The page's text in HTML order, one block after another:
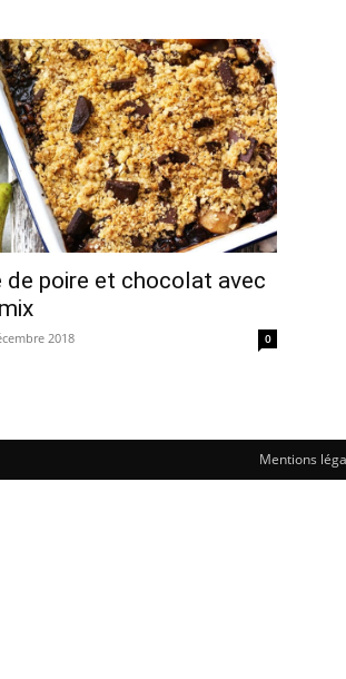
de poire et chocolat avec
2018 0
Mentions